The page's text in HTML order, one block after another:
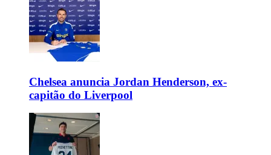
Chelsea anuncia Jordan Henderson, ex-
capitão do Liverpool